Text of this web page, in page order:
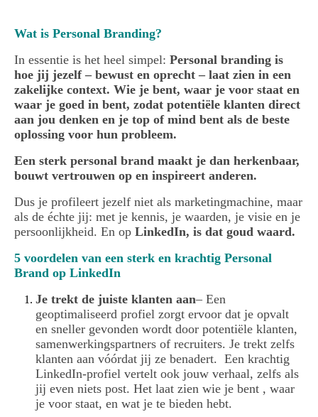
Wat is Personal Branding?
In essentie is het heel simpel: Personal branding is
hoe jij jezelf – bewust en oprecht – laat zien in een
zakelijke context. Wie je bent, waar je voor staat en
waar je goed in bent, zodat potentiële klanten direct
aan jou denken en je top of mind bent als de beste
oplossing voor hun probleem.
Een sterk personal brand maakt je dan herkenbaar,
bouwt vertrouwen op en inspireert anderen.
Dus je profileert jezelf niet als marketingmachine, maar
als de échte jij: met je kennis, je waarden, je visie en je
persoonlijkheid. En op LinkedIn, is dat goud waard.
5 voordelen van een sterk en krachtig Personal
Brand op LinkedIn
Je trekt de juiste klanten aan– Een
geoptimaliseerd profiel zorgt ervoor dat je opvalt
en sneller gevonden wordt door potentiële klanten,
samenwerkingspartners of recruiters. Je trekt zelfs
klanten aan vóórdat jij ze benadert. Een krachtig
LinkedIn-profiel vertelt ook jouw verhaal, zelfs als
jij even niets post. Het laat zien wie je bent , waar
je voor staat, en wat je te bieden hebt.